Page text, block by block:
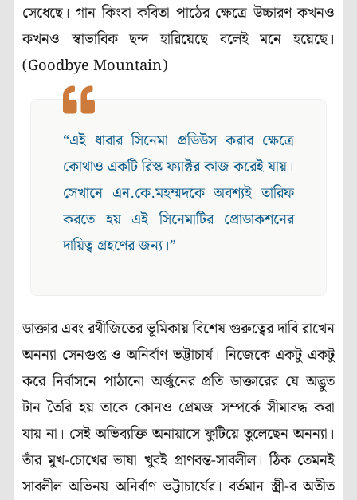
সেধেছে। গান কিংবা কবিতা পাঠের ক্ষেত্রে উচ্চারণ কখনও
কখনও স্বাভাবিক ছন্দ হারিয়েছে বলেই মনে হয়েছে।
(Goodbye Mountain)
“এই ধারার সিনেমা প্রডিউস করার ক্ষেত্রে
কোথাও একটি রিস্ক ফ্যাক্টর কাজ করেই যায়।
সেখানে এন.কে.মহম্মদকে অবশ্যই তারিফ
করতে হয় এই সিনেমাটির প্রোডাকশনের
দায়িত্ব গ্রহণের জন্য।”
ডাক্তার এবং রথীজিতের ভূমিকায় বিশেষ গুরুত্বের দাবি রাখেন
অনন্যা সেনগুপ্ত ও অনির্বাণ ভট্টাচার্য। নিজেকে একটু একটু
করে নির্বাসনে পাঠানো অর্জুনের প্রতি ডাক্তারের যে অদ্ভুত
টান তৈরি হয় তাকে কোনও প্রেমজ সম্পর্কে সীমাবদ্ধ করা
যায় না। সেই অভিব্যক্তি অনায়াসে ফুটিয়ে তুলেছেন অনন্যা।
তাঁর মুখ-চোখের ভাষা খুবই প্রাণবন্ত-সাবলীল। ঠিক তেমনই
সাবলীল অভিনয় অনির্বাণ ভট্টাচার্যের। বর্তমান স্ত্রী-র অতীত